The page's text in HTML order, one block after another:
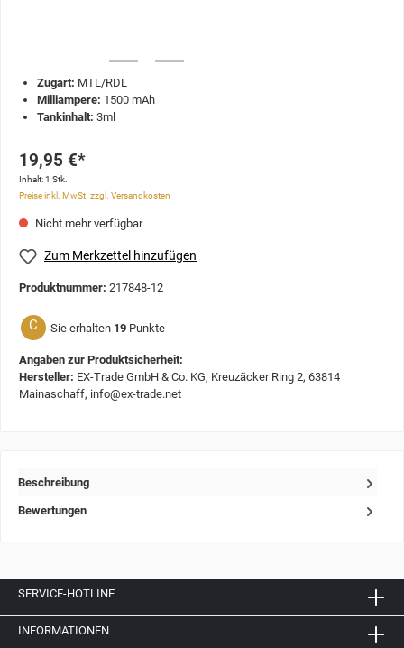
Zugart: MTL/RDL
Milliampere: 1500 mAh
Tankinhalt: 3ml
19,95 €*
Inhalt:1 Stk.
Preise inkl. MwSt. zzgl. Versandkosten
Nicht mehr verfügbar
Zum Merkzettel hinzufügen
Produktnummer: 217848-12
C Sie erhalten 19 Punkte
Angaben zur Produktsicherheit:
Hersteller: EX-Trade GmbH & Co. KG, Kreuzäcker Ring 2, 63814
Mainaschaff, info@ex-trade.net
Beschreibung
Bewertungen
SERVICE-HOTLINE
INFORMATIONEN